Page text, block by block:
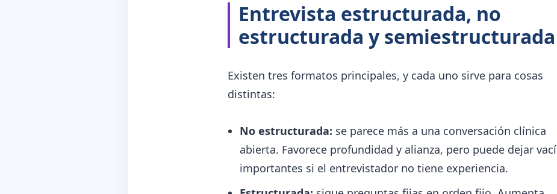
Entrevista estructurada, no
estructurada y semiestructurada
Existen tres formatos principales, y cada uno sirve para cosas
distintas:
No estructurada: se parece más a una conversación clínica
abierta. Favorece profundidad y alianza, pero puede dejar
importantes si el entrevistador no tiene experiencia.